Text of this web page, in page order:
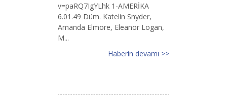
v=paRQ7IgYLhk 1-AMERİKA
6.01.49 Düm. Katelin Snyder,
Amanda Elmore, Eleanor Logan,
M...
Haberin devamı >>